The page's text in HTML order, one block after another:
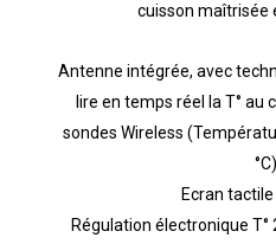
cuisson maîtrisée
Antenne intégrée, avec
lire en temps réel la T° au
sondes Wireless
°C)
Ecran tactile
Régulation électronique T°